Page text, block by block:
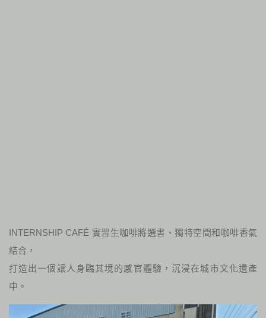
INTERNSHIP CAFÉ 實習生咖啡將選書、獨特空間和咖啡香氣
結合，
打造出一個讓人身臨其境的感官體驗，沉浸在城市文化遺產
中。